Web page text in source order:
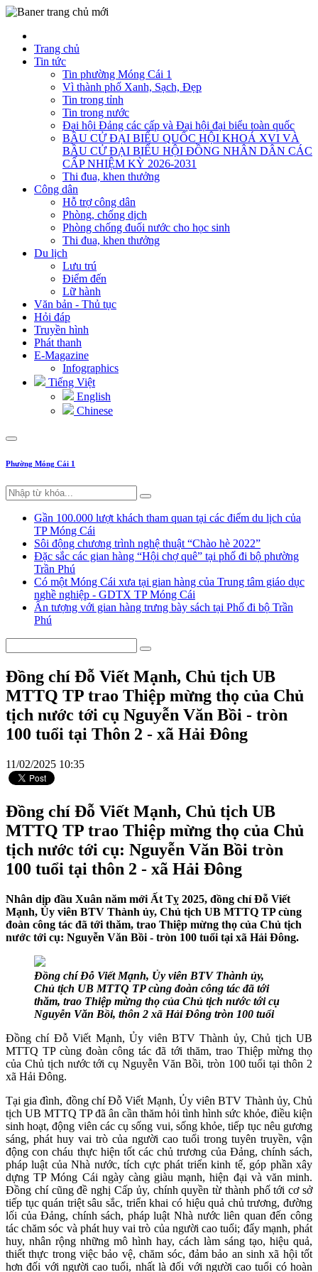
Trang chủ
Tin tức
Tin phường Móng Cái 1
Vì thành phố Xanh, Sạch, Đẹp
Tin trong tỉnh
Tin trong nước
Đại hội Đảng các cấp và Đại hội đại biểu toàn quốc
BẦU CỬ ĐẠI BIỂU QUỐC HỘI KHOÁ XVI VÀ
BẦU CỬ ĐẠI BIỂU HỘI ĐỒNG NHÂN DÂN CÁC
CẤP NHIỆM KỲ 2026-2031
Thi đua, khen thưởng
Công dân
Hỗ trợ công dân
Phòng, chống dịch
Phòng chống đuối nước cho học sinh
Thi đua, khen thưởng
Du lịch
Lưu trú
Điểm đến
Lữ hành
Văn bản - Thủ tục
Hỏi đáp
Truyền hình
Phát thanh
E-Magazine
Infographics
Tiếng Việt
English
Chinese
Phường Móng Cái 1
Gần 100.000 lượt khách tham quan tại các điểm du lịch của
TP Móng Cái
Sôi động chương trình nghệ thuật “Chào hè 2022”
Đặc sắc các gian hàng “Hội chợ quê” tại phố đi bộ phường
Trần Phú
Có một Móng Cái xưa tại gian hàng của Trung tâm giáo dục
nghề nghiệp - GDTX TP Móng Cái
Ấn tượng với gian hàng trưng bày sách tại Phố đi bộ Trần
Phú
Đồng chí Đỗ Viết Mạnh, Chủ tịch UB
MTTQ TP trao Thiệp mừng thọ của Chủ
tịch nước tới cụ Nguyễn Văn Bồi - tròn
100 tuổi tại Thôn 2 - xã Hải Đông
11/02/2025 10:35
Đồng chí Đỗ Viết Mạnh, Chủ tịch UB
MTTQ TP trao Thiệp mừng thọ của Chủ
tịch nước tới cụ: Nguyễn Văn Bồi tròn
100 tuổi tại thôn 2 - xã Hải Đông
Nhân dịp đầu Xuân năm mới Ất Tỵ 2025, đồng chí Đỗ Viết
Mạnh, Ủy viên BTV Thành ủy, Chủ tịch UB MTTQ TP cùng
đoàn công tác đã tới thăm, trao Thiệp mừng thọ của Chủ tịch
nước tới cụ: Nguyễn Văn Bồi - tròn 100 tuổi tại xã Hải Đông.
Đồng chí Đỗ Viết Mạnh, Ủy viên BTV Thành ủy,
Chủ tịch UB MTTQ TP cùng đoàn công tác đã tới
thăm, trao Thiệp mừng thọ của Chủ tịch nước tới cụ
Nguyễn Văn Bồi, thôn 2 xã Hải Đông tròn 100 tuổi
Đồng chí Đỗ Viết Mạnh, Ủy viên BTV Thành ủy, Chủ tịch UB
MTTQ TP cùng đoàn công tác đã tới thăm, trao Thiệp mừng thọ
của Chủ tịch nước tới cụ Nguyễn Văn Bồi, tròn 100 tuổi tại thôn 2
xã Hải Đông.
Tại gia đình, đồng chí Đỗ Viết Mạnh, Ủy viên BTV Thành ủy, Chủ
tịch UB MTTQ TP đã ân cần thăm hỏi tình hình sức khỏe, điều kiện
sinh hoạt, động viên các cụ sống vui, sống khỏe, tiếp tục nêu gương
sáng, phát huy vai trò của người cao tuổi trong tuyên truyền, vận
động con cháu thực hiện tốt các chủ trương của Đảng, chính sách,
pháp luật của Nhà nước, tích cực phát triển kinh tế, góp phần xây
dựng TP Móng Cái ngày càng giàu mạnh, hiện đại và văn minh.
Đồng chí cũng đề nghị Cấp ủy, chính quyền từ thành phố tới cơ sở
tiếp tục quán triệt sâu sắc, triển khai có hiệu quả chủ trương, đường
lối của Đảng, chính sách, pháp luật Nhà nước liên quan đến công
tác chăm sóc và phát huy vai trò của người cao tuổi; đẩy mạnh, phát
huy, nhân rộng những mô hình hay, cách làm sáng tạo, hiệu quả,
thiết thực trong việc bảo vệ, chăm sóc, đảm bảo an sinh xã hội tốt
hơn đối với người cao tuổi, nhất là đối với người cao tuổi có hoàn